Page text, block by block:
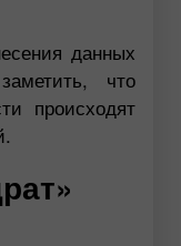
данных
что
происходят